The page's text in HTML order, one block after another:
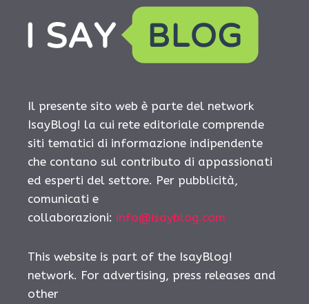
Il presente sito web è parte del network
IsayBlog! la cui rete editoriale comprende
siti tematici di informazione indipendente
che contano sul contributo di appassionati
ed esperti del settore. Per pubblicità,
comunicati e
collaborazioni: info@isayblog.com
This website is part of the IsayBlog!
network. For advertising, press releases and
other